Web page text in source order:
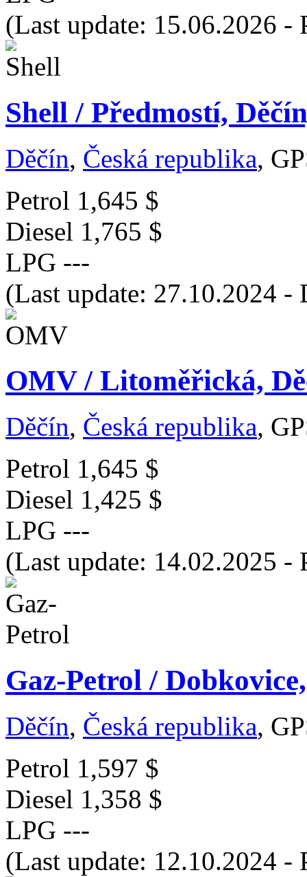
(Last update: 15.06.2026 -
Shell / Předmostí,
Děčín, Česká republika,
Petrol 1,645 $
Diesel 1,765 $
LPG ---
(Last update: 27.10.2024 -
OMV / Litoměřická,
Děčín, Česká republika,
Petrol 1,645 $
Diesel 1,425 $
LPG ---
(Last update: 14.02.2025 -
Gaz-Petrol /
Děčín, Česká republika,
Petrol 1,597 $
Diesel 1,358 $
LPG ---
(Last update: 12.10.2024 -